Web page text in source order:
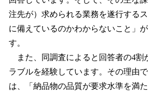
注先が）求められる業務を遂行する
に備えているのかわからないこと」
す。
また、同調査によると回答者の4割
ラブルを経験しています。その理由
は、「納品物の品質が要求水準を満